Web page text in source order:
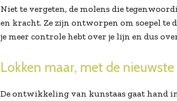
Niet te vergeten, de molens die
en kracht. Ze zijn ontworpen om soepel te
je meer controle hebt over je lijn en dus
Lokken maar, met de
De ontwikkeling van kunstaas gaat hand